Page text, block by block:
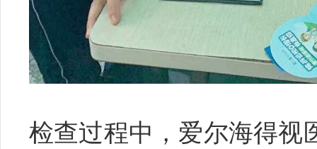
检查过程中，爱尔海得视